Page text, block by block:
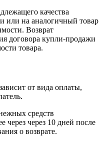
качества
или на аналогичный товар
Возврат
договора купли-продажи
товара.
от вида оплаты,
средств
через через 10 дней после
о возврате.